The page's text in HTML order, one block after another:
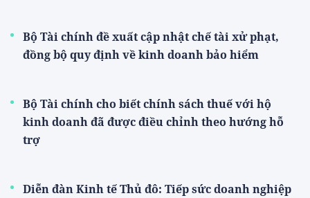
Bộ Tài chính đề xuất cập nhật chế tài xử phạt,
đồng bộ quy định về kinh doanh bảo hiểm
Bộ Tài chính cho biết chính sách thuế với hộ
kinh doanh đã được điều chỉnh theo hướng hỗ
trợ
Diễn đàn Kinh tế Thủ đô: Tiếp sức doanh nghiệp